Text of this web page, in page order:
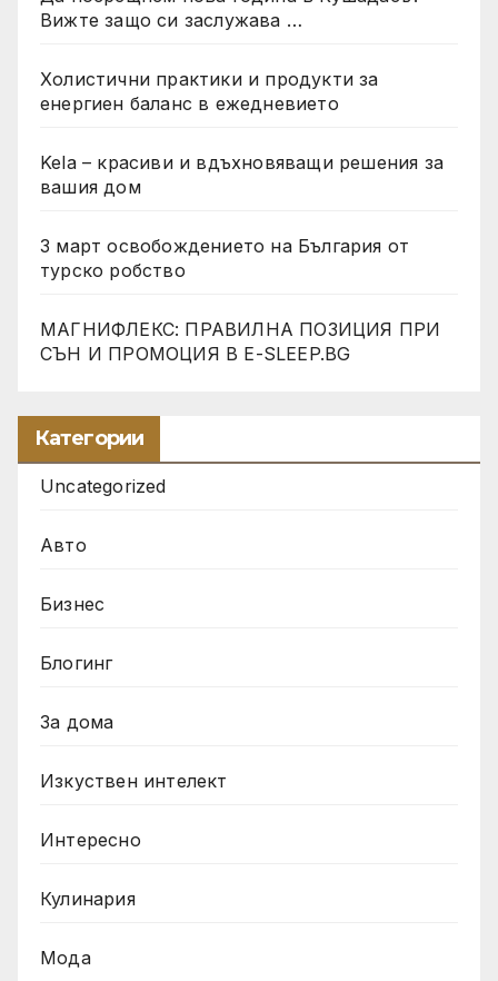
Вижте защо си заслужава …
Холистични практики и продукти за
енергиен баланс в ежедневието
Kela – красиви и вдъхновяващи решения за
вашия дом
3 март освобождението на България от
турско робство
МАГНИФЛЕКС: ПРАВИЛНА ПОЗИЦИЯ ПРИ
СЪН И ПРОМОЦИЯ В Е-SLEEP.BG
Категории
Uncategorized
Авто
Бизнес
Блогинг
За дома
Изкуствен интелект
Интересно
Кулинария
Мода